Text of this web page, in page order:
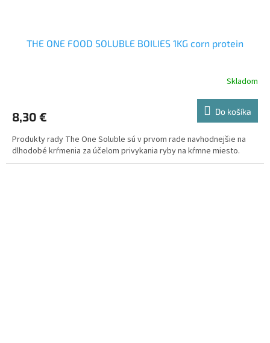
THE ONE FOOD SOLUBLE BOILIES 1KG corn protein
Skladom
8,30 € Do košíka
Produkty rady The One Soluble sú v prvom rade navhodnejšie na
dlhodobé krŕmenia za účelom privykania ryby na kŕmne miesto.